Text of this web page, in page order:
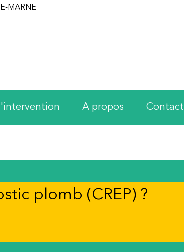
MARNE
A propos Contact
plomb (CREP) ?